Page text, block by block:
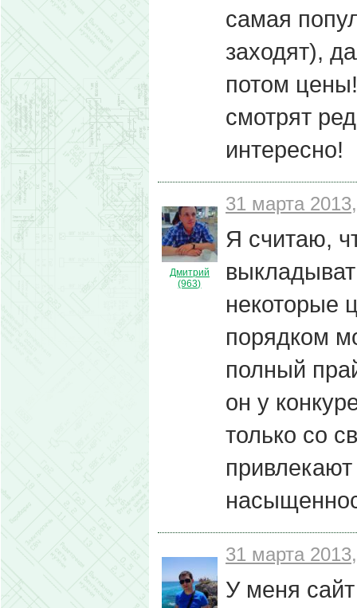
самая
заходят),
потом
смотрят
интересно!
Дмитрий
(963)
31 марта
Я считаю,
некоторые
порядком
полный
он у
только со
31 марта
У меня